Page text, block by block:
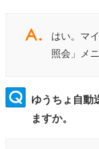
はい。マ
照会」メ
ゆうちょ自動
ますか。